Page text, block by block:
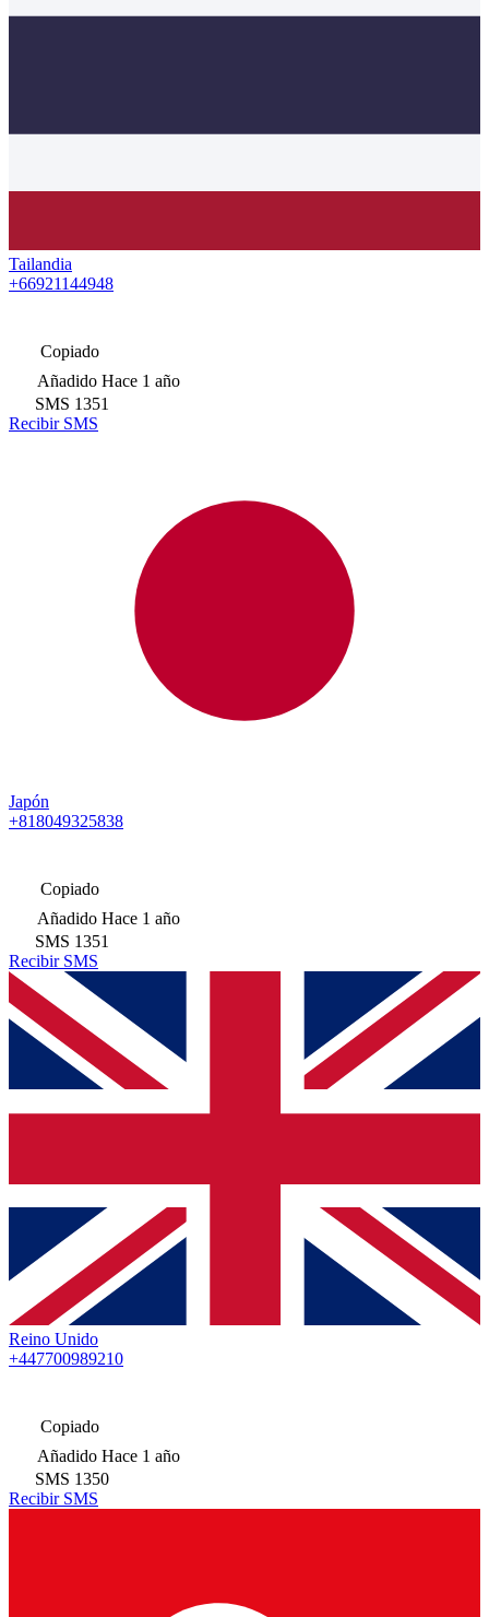
Tailandia
+66921144948
Copiado
Añadido Hace 1 año
SMS 1351
Recibir SMS
Japón
+818049325838
Copiado
Añadido Hace 1 año
SMS 1351
Recibir SMS
Reino Unido
+447700989210
Copiado
Añadido Hace 1 año
SMS 1350
Recibir SMS